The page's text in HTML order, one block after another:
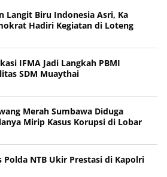
Langit Biru Indonesia Asri, Ka
Hadiri Kegiatan di Loteng
IFMA Jadi Langkah PBMI
SDM Muaythai
Merah Sumbawa Diduga
Mirip Kasus Korupsi di Lobar
NTB Ukir Prestasi di Kapolri